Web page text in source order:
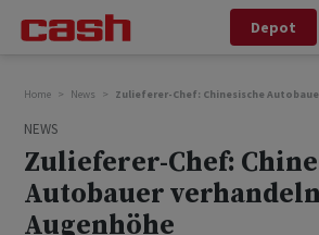
Depot
Home News Zulieferer-Chef: Chinesische
NEWS
Zulieferer-Chef:
Autobauer
Augenhöhe